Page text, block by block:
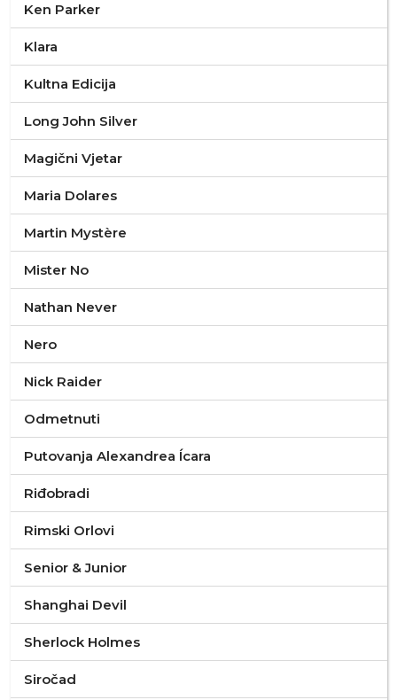
Ken Parker
Klara
Kultna Edicija
Long John Silver
Magični Vjetar
Maria Dolares
Martin Mystère
Mister No
Nathan Never
Nero
Nick Raider
Odmetnuti
Putovanja Alexandrea Ícara
Riđobradi
Rimski Orlovi
Senior & Junior
Shanghai Devil
Sherlock Holmes
Siročad